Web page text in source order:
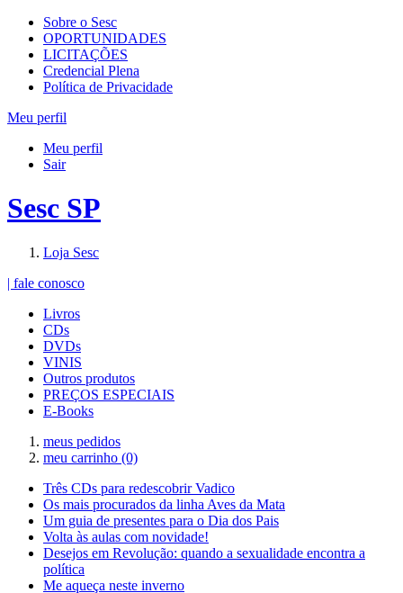
Sobre o Sesc
OPORTUNIDADES
LICITAÇÕES
Credencial Plena
Política de Privacidade
Meu perfil
Meu perfil
Sair
Sesc SP
Loja Sesc
| fale conosco
Livros
CDs
DVDs
VINIS
Outros produtos
PREÇOS ESPECIAIS
E-Books
meus pedidos
meu carrinho (0)
Três CDs para redescobrir Vadico
Os mais procurados da linha Aves da Mata
Um guia de presentes para o Dia dos Pais
Volta às aulas com novidade!
Desejos em Revolução: quando a sexualidade encontra a
política
Me aqueça neste inverno